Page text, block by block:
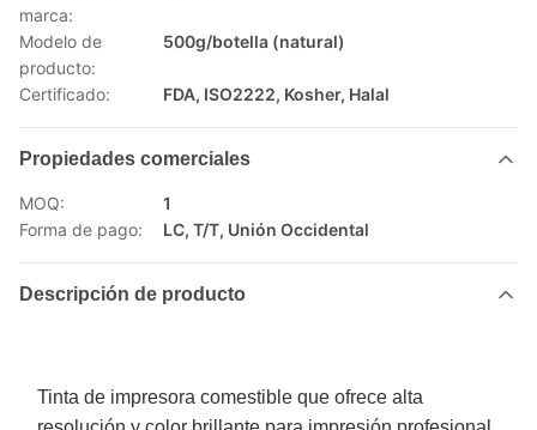
marca:
Modelo de
producto:
500g/botella (natural)
Certificado: FDA, ISO2222, Kosher, Halal
Propiedades comerciales
MOQ:
1
Forma de pago:
LC, T/T, Unión Occidental
Descripción de producto
Tinta de impresora comestible que ofrece alta